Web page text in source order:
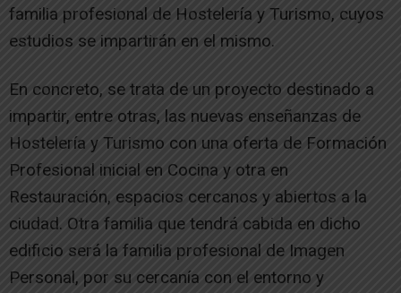
familia profesional de Hostelería y Turismo, cuyos
estudios se impartirán en el mismo.
En concreto, se trata de un proyecto destinado a
impartir, entre otras, las nuevas enseñanzas de
Hostelería y Turismo con una oferta de Formación
Profesional inicial en Cocina y otra en
Restauración, espacios cercanos y abiertos a la
ciudad. Otra familia que tendrá cabida en dicho
edificio será la familia profesional de Imagen
Personal, por su cercanía con el entorno y